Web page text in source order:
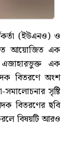
(ইউএনও) ও
আয়োজিত এক
এজাহারভুক্ত এক
বিতরণে অংশ
সৃষ্টি
বিতরণের ছবি
বিষয়টি আরও